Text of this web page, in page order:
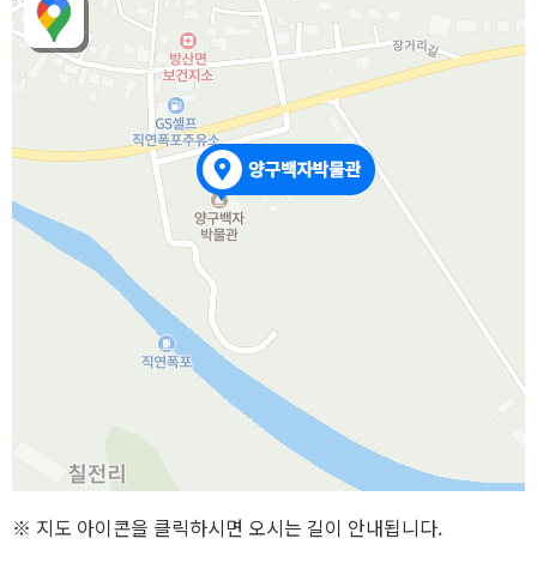
※ 지도 아이콘을 클릭하시면 오시는 길이 안내됩니다.